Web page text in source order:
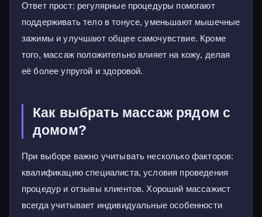
Ответ прост: регулярные процедуры помогают
поддерживать тело в тонусе, уменьшают мышечные
зажимы и улучшают общее самочувствие. Кроме
того, массаж положительно влияет на кожу, делая
её более упругой и здоровой.
Как выбрать массаж рядом с
домом?
При выборе важно учитывать несколько факторов:
квалификацию специалиста, условия проведения
процедур и отзывы клиентов. Хороший массажист
всегда учитывает индивидуальные особенности